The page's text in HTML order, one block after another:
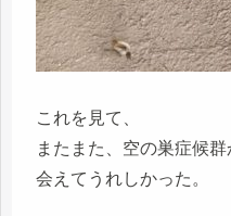
これを見て、
またまた、空の巣症候群
会えてうれしかった。